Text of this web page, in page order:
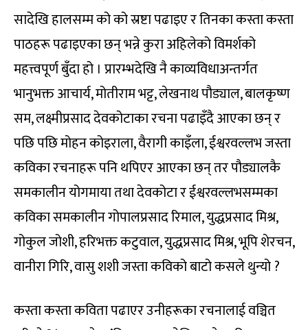
सादेखि हालसम्म को को स्रष्टा पढाइए र तिनका कस्ता कस्ता
पाठहरू पढाइएका छन् भन्ने कुरा अहिलेको विमर्शको
महत्त्वपूर्ण बुँदा हो । प्रारम्भदेखि नै काव्यविधाअन्तर्गत
भानुभक्त आचार्य, मोतीराम भट्ट, लेखनाथ पौड्याल, बालकृष्ण
सम, लक्ष्मीप्रसाद देवकोटाका रचना पढाइँदै आएका छन् र
पछि पछि मोहन कोइराला, वैरागी काइँला, ईश्वरवल्लभ जस्ता
कविका रचनाहरू पनि थपिएर आएका छन् तर पौड्यालकै
समकालीन योगमाया तथा देवकोटा र ईश्वरवल्लभसम्मका
कविका समकालीन गोपालप्रसाद रिमाल, युद्धप्रसाद मिश्र,
गोकुल जोशी, हरिभक्त कटुवाल, युद्धप्रसाद मिश्र, भूपि शेरचन,
वानीरा गिरि, वासु शशी जस्ता कविको बाटो कसले थुन्यो ?
कस्ता कस्ता कविता पढाएर उनीहरूका रचनालाई वञ्चित